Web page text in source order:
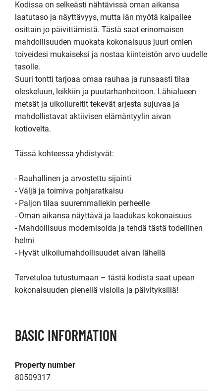
Kodissa on selkeästi nähtävissä oman aikansa
laatutaso ja näyttävyys, mutta iän myötä kaipailee
osittain jo päivittämistä. Tästä saat erinomaisen
mahdollisuuden muokata kokonaisuus juuri omien
toiveidesi mukaiseksi ja nostaa kiinteistön arvo uudelle
tasolle.
Suuri tontti tarjoaa omaa rauhaa ja runsaasti tilaa
oleskeluun, leikkiin ja puutarhanhoitoon. Lähialueen
metsät ja ulkoilureitit tekevät arjesta sujuvaa ja
mahdollistavat aktiivisen elämäntyylin aivan
kotiovelta.
Tässä kohteessa yhdistyvät:
- Rauhallinen ja arvostettu sijainti
- Väljä ja toimiva pohjaratkaisu
- Paljon tilaa suuremmallekin perheelle
- Oman aikansa näyttävä ja laadukas kokonaisuus
- Mahdollisuus modernisoida ja tehdä tästä todellinen
helmi
- Hyvät ulkoilumahdollisuudet aivan lähellä
Tervetuloa tutustumaan – tästä kodista saat upean
kokonaisuuden pienellä visiolla ja päivityksillä!
BASIC INFORMATION
Property number
80509317